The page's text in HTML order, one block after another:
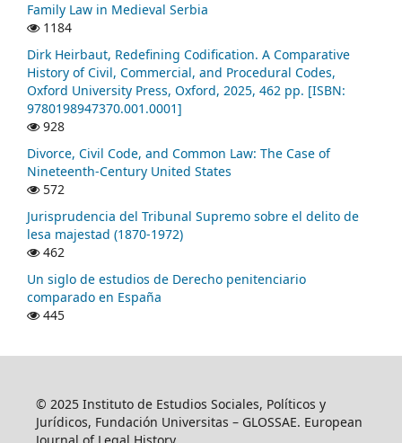
Family Law in Medieval Serbia
1184
Dirk Heirbaut, Redefining Codification. A Comparative
History of Civil, Commercial, and Procedural Codes,
Oxford University Press, Oxford, 2025, 462 pp. [ISBN:
9780198947370.001.0001]
928
Divorce, Civil Code, and Common Law: The Case of
Nineteenth-Century United States
572
Jurisprudencia del Tribunal Supremo sobre el delito de
lesa majestad (1870-1972)
462
Un siglo de estudios de Derecho penitenciario
comparado en España
445
© 2025 Instituto de Estudios Sociales, Políticos y
Jurídicos, Fundación Universitas – GLOSSAE. European